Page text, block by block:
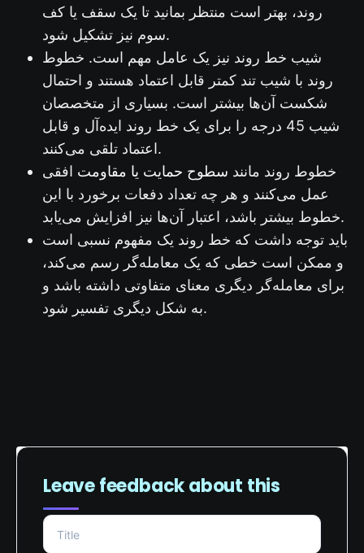
روند، بهتر است منتظر بمانید تا یک سقف یا کف
سوم نیز تشکیل شود.
شیب خط روند نیز یک عامل مهم است. خطوط
روند با شیب تند کمتر قابل اعتماد هستند و احتمال
شکست آن‌ها بیشتر است. بسیاری از متخصصان
شیب 45 درجه را برای یک خط روند ایده‌آل و قابل
اعتماد تلقی می‌کنند.
خطوط روند مانند سطوح حمایت یا مقاومت افقی
عمل می‌کنند و هر چه تعداد دفعات برخورد با این
خطوط بیشتر باشد، اعتبار آن‌ها نیز افزایش می‌یابد.
باید توجه داشت که خط روند یک مفهوم نسبی است
و ممکن است خطی که یک معامله‌گر رسم می‌کند،
برای معامله‌گر دیگری معنای متفاوتی داشته باشد و
به شکل دیگری تفسیر شود.
Leave feedback about this